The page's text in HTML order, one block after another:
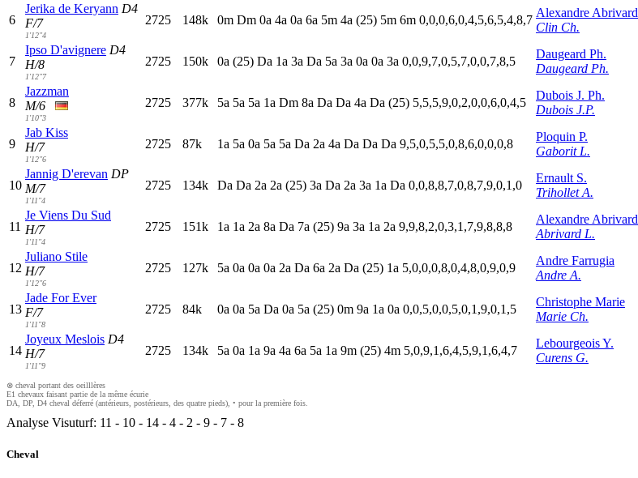
6
Jerika de Keryann D4
F/7
1'12"4
2725 148k 0m Dm 0a 4a 0a 6a 5m 4a (25) 5m 6m 0,0,0,6,0,4,5,6,5,4,8,7
Alexandre Abrivard
Clin Ch.
7
Ipso D'avignere D4
H/8
1'12"7
2725 150k 0a (25) Da 1a 3a Da 5a 3a 0a 0a 3a 0,0,9,7,0,5,7,0,0,7,8,5
Daugeard Ph.
Daugeard Ph.
8
Jazzman
M/6
1'10"3
2725 377k 5a 5a 5a 1a Dm 8a Da Da 4a Da (25) 5,5,5,9,0,2,0,0,6,0,4,5
Dubois J. Ph.
Dubois J.P.
9
Jab Kiss
H/7
1'12"6
2725 87k 1a 5a 0a 5a 5a Da 2a 4a Da Da Da 9,5,0,5,5,0,8,6,0,0,0,8
Ploquin P.
Gaborit L.
10
Jannig D'erevan DP
M/7
1'11"4
2725 134k Da Da 2a 2a (25) 3a Da 2a 3a 1a Da 0,0,8,8,7,0,8,7,9,0,1,0
Ernault S.
Trihollet A.
11
Je Viens Du Sud
H/7
1'11"4
2725 151k 1a 1a 2a 8a Da 7a (25) 9a 3a 1a 2a 9,9,8,2,0,3,1,7,9,8,8,8
Alexandre Abrivard
Abrivard L.
12
Juliano Stile
H/7
1'12"6
2725 127k 5a 0a 0a 0a 2a Da 6a 2a Da (25) 1a 5,0,0,0,8,0,4,8,0,9,0,9
Andre Farrugia
Andre A.
13
Jade For Ever
F/7
1'11"8
2725 84k 0a 0a 5a Da 0a 5a (25) 0m 9a 1a 0a 0,0,5,0,0,5,0,1,9,0,1,5
Christophe Marie
Marie Ch.
14
Joyeux Meslois D4
H/7
1'11"9
2725 134k 5a 0a 1a 9a 4a 6a 5a 1a 9m (25) 4m 5,0,9,1,6,4,5,9,1,6,4,7
Lebourgeois Y.
Curens G.
⊗ cheval portant des oeilllères
E1 chevaux faisant partie de la même écurie
DA, DP, D4 cheval déferré (antérieurs, postérieurs, des quatre pieds), • pour la première fois.
Analyse Visuturf: 11 - 10 - 14 - 4 - 2 - 9 - 7 - 8
Cheval